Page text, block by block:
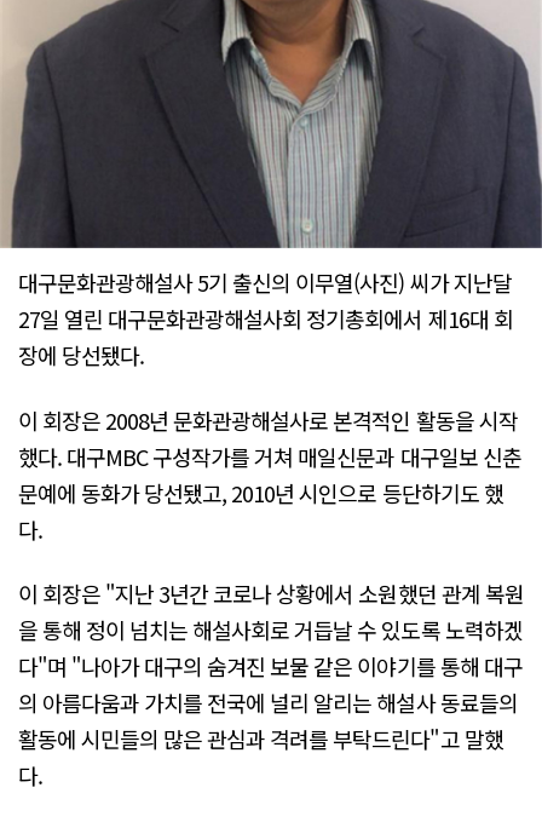
대구문화관광해설사 5기 출신의 이무열(사진) 씨가 지난달
27일 열린 대구문화관광해설사회 정기총회에서 제16대 회
장에 당선됐다.
이 회장은 2008년 문화관광해설사로 본격적인 활동을 시작
했다. 대구MBC 구성작가를 거쳐 매일신문과 대구일보 신춘
문예에 동화가 당선됐고, 2010년 시인으로 등단하기도 했
다.
이 회장은 "지난 3년간 코로나 상황에서 소원했던 관계 복원
을 통해 정이 넘치는 해설사회로 거듭날 수 있도록 노력하겠
다"며 "나아가 대구의 숨겨진 보물 같은 이야기를 통해 대구
의 아름다움과 가치를 전국에 널리 알리는 해설사 동료들의
활동에 시민들의 많은 관심과 격려를 부탁드린다"고 말했
다.